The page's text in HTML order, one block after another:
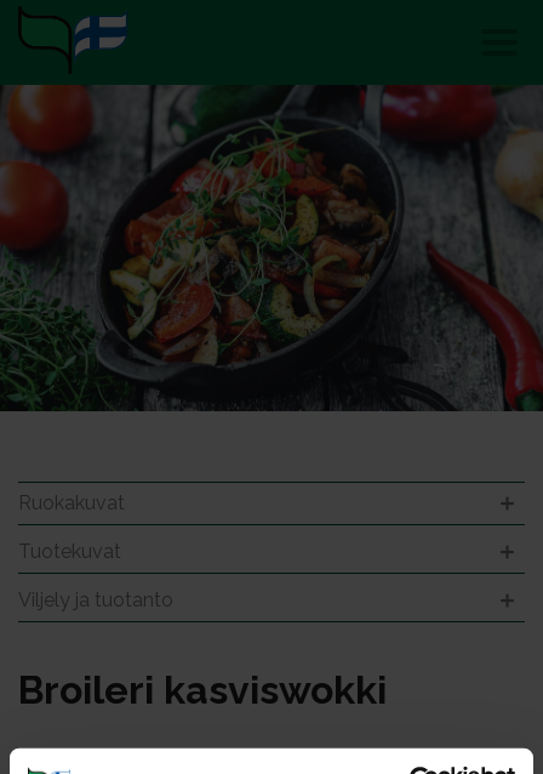
Ruokakuvat
Tuotekuvat
Viljely ja tuotanto
Broi­le­ri kas­vis­wok­ki